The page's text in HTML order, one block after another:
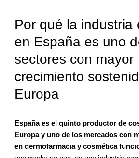
Por qué la industria
en España es uno
sectores con mayor
crecimiento
Europa
España es el quinto productor de
Europa y uno de los mercados con
en dermofarmacia y cosmética